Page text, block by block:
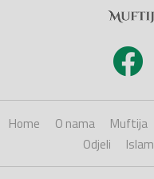
Home O nama Muftija
Odjeli
Islam